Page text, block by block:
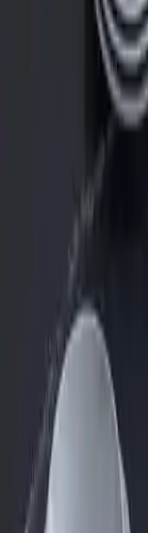
gural-
2026-08-07
Yorumlar: